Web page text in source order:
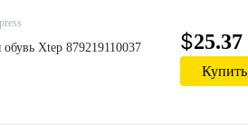
Xtep 879219110037 $25.37
Купить